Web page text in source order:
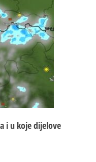
i u koje dijelove